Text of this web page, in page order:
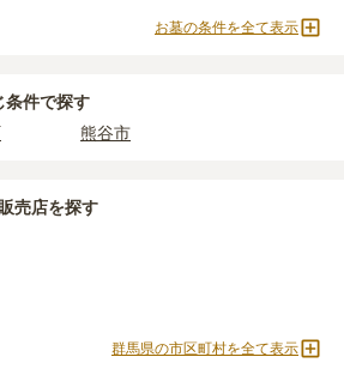
材の選び方によって大きく変わるため、見
めします。
は、資料請求でも各霊園の詳しい料金案
ます。
園のページをご確認いただくか、資料請求
お墓の条件を全て表示
条件で探す
熊谷市
売店を探す
群馬県の市区町村を全て表示